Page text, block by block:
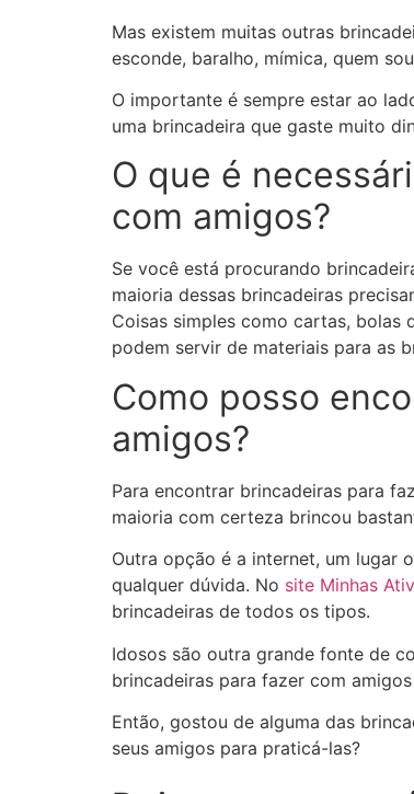
Mas existem muitas outras
esconde, baralho, mímica, quem
O importante é sempre estar ao
uma brincadeira que gaste muito
O que é
com amigos?
Se você está procurando
maioria dessas brincadeiras
Coisas simples como cartas, bolas
podem servir de materiais para as
Como posso
amigos?
Para encontrar brincadeiras para
maioria com certeza brincou
Outra opção é a internet, um lugar
qualquer dúvida. No site Minhas
brincadeiras de todos os tipos.
Idosos são outra grande fonte de
brincadeiras para fazer com
Então, gostou de alguma das
seus amigos para praticá-las?